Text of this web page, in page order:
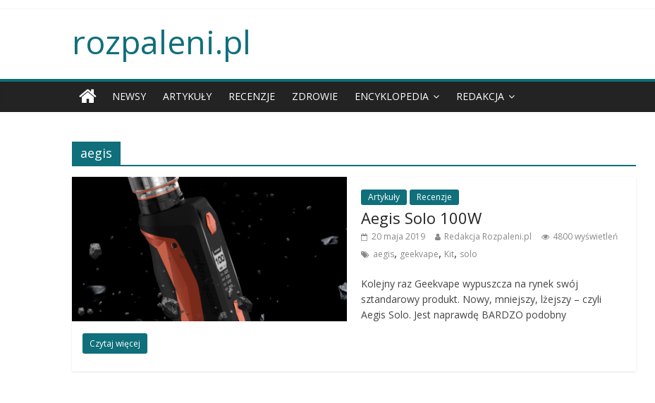
rozpaleni.pl
NEWSY ARTYKUŁY RECENZJE ZDROWIE ENCYKLOPEDIA REDAKCJA
aegis
Artykuły Recenzje
Aegis Solo 100W
20 maja 2019 Redakcja Rozpaleni.pl
4800 wyświetleń
aegis, geekvape, Kit, solo
Kolejny raz Geekvape wypuszcza na rynek swój
sztandarowy produkt. Nowy, mniejszy, lżejszy – czyli
Aegis Solo. Jest naprawdę BARDZO podobny
Czytaj więcej